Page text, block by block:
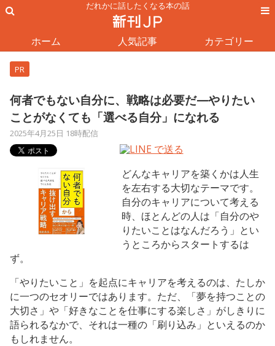
だれかに話したくなる本の話
ホーム 人気記事 カテゴリー
PR
何者でもない自分に、戦略は必要だ—やりたい
ことがなくても「選べる自分」になれる
2025年4月25日 18時配信
どんなキャリアを築くかは人生
を左右する大切なテーマです。
自分のキャリアについて考える
時、ほとんどの人は「自分のや
りたいことはなんだろう」とい
うところからスタートするは
ず。
「やりたいこと」を起点にキャリアを考えるのは、たしか
に一つのセオリーではあります。ただ、「夢を持つことの
大切さ」や「好きなことを仕事にする楽しさ」がしきりに
語られるなかで、それは一種の「刷り込み」といえるのか
もしれません。